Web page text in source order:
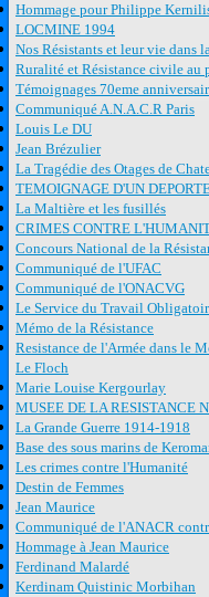
Hommage pour Philippe
LOCMINE 1994
Nos Résistants et leur vie dans
Ruralité et Résistance civile au
Témoignages 70eme
Communiqué A.N.A.C.R Paris
Louis Le DU
Jean Brézulier
La Tragédie des Otages de
TEMOIGNAGE D'UN
La Maltière et les fusillés
CRIMES CONTRE
Concours National de la
Communiqué de l'UFAC
Communiqué de l'ONACVG
Le Service du Travail
Mémo de la Résistance
Resistance de l'Armée dans le
Le Floch
Marie Louise Kergourlay
MUSEE DE LA RESISTANCE
La Grande Guerre 1914-1918
Base des sous marins de
Les crimes contre l'Humanité
Destin de Femmes
Jean Maurice
Communiqué de l'ANACR
Hommage à Jean Maurice
Ferdinand Malardé
Kerdinam Quistinic Morbihan